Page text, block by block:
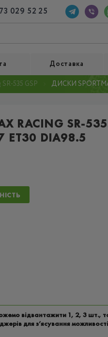
029 52 25
Доставка
535 GSP ДИСКИ
RACING SR-535
ET30 DIA98.5
відвантажити 1, 2, 3 шт.,
для з’ясування